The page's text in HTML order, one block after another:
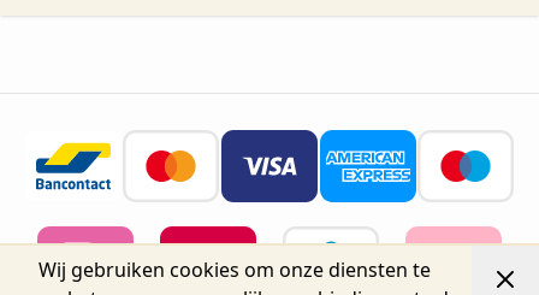
Wij gebruiken cookies om onze diensten te